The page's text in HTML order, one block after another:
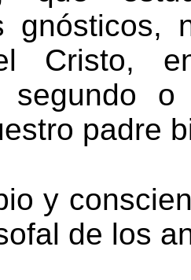
Cristo,
segundo
padre
y
de los